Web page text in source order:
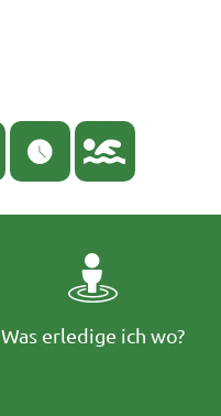
Was erledige ich wo?